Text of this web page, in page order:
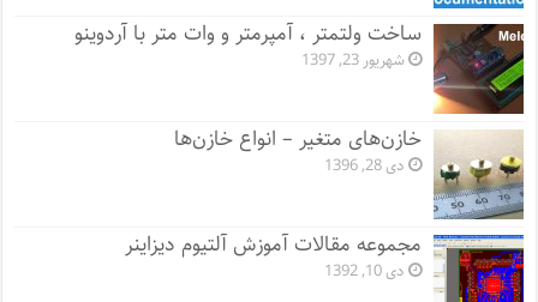
ساخت ولتمتر ، آمپرمتر و وات متر با آردوینو
شهریور 23, 1397
خازن‌های متغیر – انواع خازن‌ها
دی 28, 1396
مجموعه مقالات آموزش آلتیوم دیزاینر
دی 10, 1392